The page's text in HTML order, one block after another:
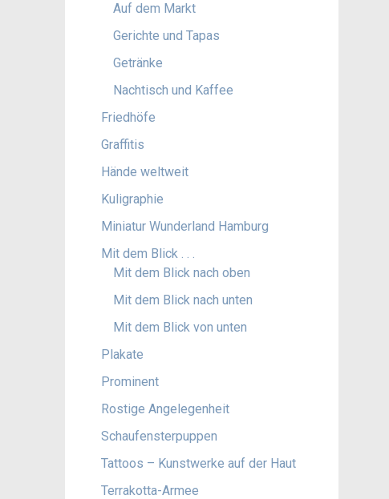
Auf dem Markt
Gerichte und Tapas
Getränke
Nachtisch und Kaffee
Friedhöfe
Graffitis
Hände weltweit
Kuligraphie
Miniatur Wunderland Hamburg
Mit dem Blick . . .
Mit dem Blick nach oben
Mit dem Blick nach unten
Mit dem Blick von unten
Plakate
Prominent
Rostige Angelegenheit
Schaufensterpuppen
Tattoos – Kunstwerke auf der Haut
Terrakotta-Armee